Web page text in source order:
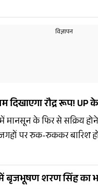
रौद्र रूप!
में मानसून के फिर से सक्रिय
को उमस भरी गर्मी से राहत मिली है. वहीं,
बृजभूषण शरण सिंह का